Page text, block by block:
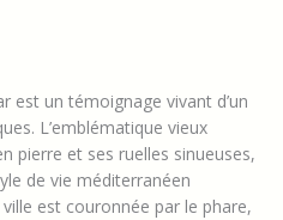
est un témoignage vivant d’un
L’emblématique vieux
pierre et ses ruelles sinueuses,
de vie méditerranéen
est couronnée par le phare,